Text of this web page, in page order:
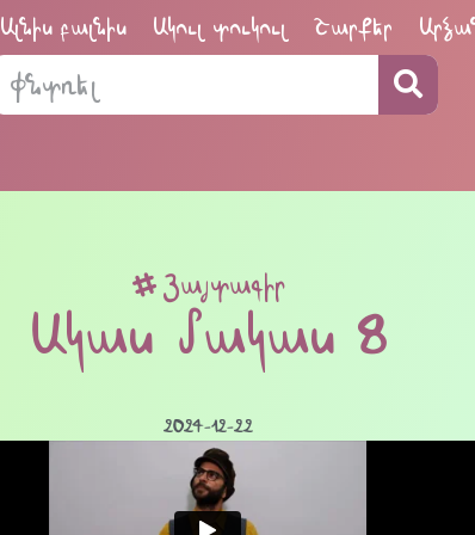
Ալնիս բալնիս Ակուլ տուկուլ Շարքեր
Յայտագիր
Ակաս մակաս 8
2024-12-22